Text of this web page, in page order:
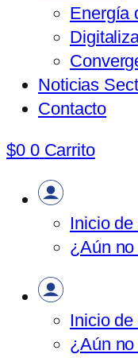
Energía
Noticias
Contacto
$0 0 Carrito
Inicio
¿Aún
Inicio
¿Aún